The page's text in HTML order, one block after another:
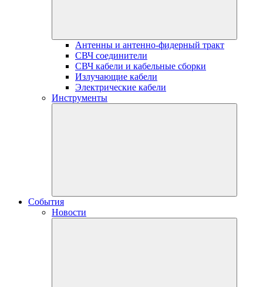
Антенны и антенно-фидерный тракт
СВЧ соединители
СВЧ кабели и кабельные сборки
Излучающие кабели
Электрические кабели
Инструменты
События
Новости